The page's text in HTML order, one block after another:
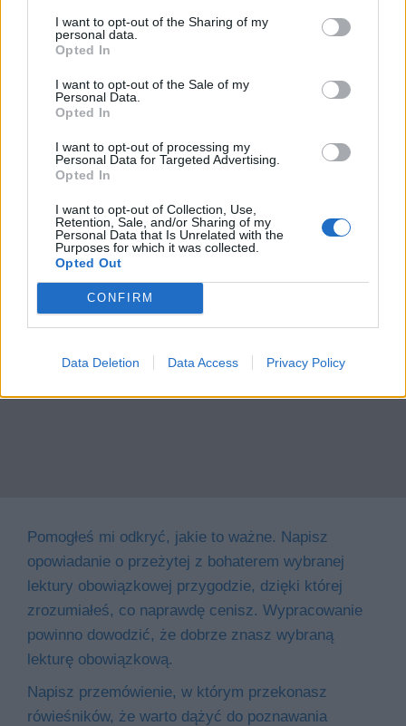
I want to opt-out of the Sharing of my
personal data.
Opted In
I want to opt-out of the Sale of my
Personal Data.
Opted In
I want to opt-out of processing my
Personal Data for Targeted Advertising.
Opted In
I want to opt-out of Collection, Use,
Retention, Sale, and/or Sharing of my
Personal Data that Is Unrelated with the
Purposes for which it was collected.
Opted Out
CONFIRM
Data Deletion Data Access Privacy Policy
Pomogłeś mi odkryć, jakie to ważne. Napisz
opowiadanie o przeżytej z bohaterem wybranej
lektury obowiązkowej przygodzie, dzięki której
zrozumiałeś, co naprawdę cenisz. Wypracowanie
powinno dowodzić, że dobrze znasz wybraną
lekturę obowiązkową.
Napisz przemówienie, w którym przekonasz
rówieśników, że warto dążyć do poznawania